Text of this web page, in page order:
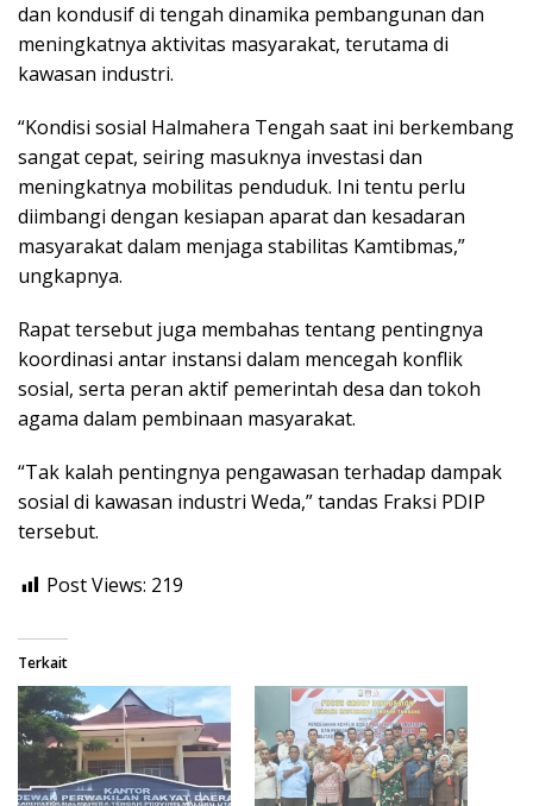
dan kondusif di tengah dinamika pembangunan dan
meningkatnya aktivitas masyarakat, terutama di
kawasan industri.
“Kondisi sosial Halmahera Tengah saat ini berkembang
sangat cepat, seiring masuknya investasi dan
meningkatnya mobilitas penduduk. Ini tentu perlu
diimbangi dengan kesiapan aparat dan kesadaran
masyarakat dalam menjaga stabilitas Kamtibmas,”
ungkapnya.
Rapat tersebut juga membahas tentang pentingnya
koordinasi antar instansi dalam mencegah konflik
sosial, serta peran aktif pemerintah desa dan tokoh
agama dalam pembinaan masyarakat.
“Tak kalah pentingnya pengawasan terhadap dampak
sosial di kawasan industri Weda,” tandas Fraksi PDIP
tersebut.
Post Views: 219
Terkait